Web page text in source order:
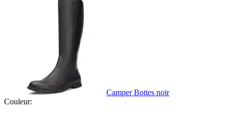
Camper Bottes noir
Couleur: